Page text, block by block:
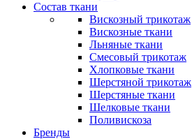
Состав ткани
Вискозный трикотаж
Вискозные ткани
Льняные ткани
Смесовый трикотаж
Хлопковые ткани
Шерстяной трикотаж
Шерстяные ткани
Шелковые ткани
Поливискоза
Бренды